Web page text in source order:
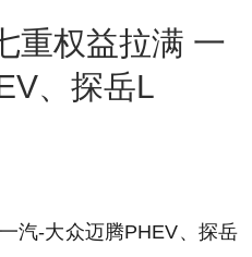
重权益拉满 一
、探岳L
汽-大众迈腾PHEV、探岳